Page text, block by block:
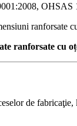
ranforsate cu
de